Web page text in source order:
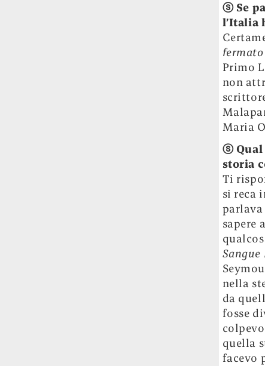
ⓢ Se
l’Italia
Primo
non
Maria
ⓢ
storia
Ti
si reca
sapere
Sangue
nella
da
fosse
quella
facevo